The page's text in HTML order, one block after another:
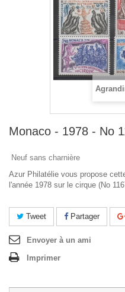
Monaco - 1978 - No
Neuf sans charnière
Azur Philatélie vous propose
l'année 1978 sur le cirque (No
Tweet Partager
Envoyer à un ami
Imprimer